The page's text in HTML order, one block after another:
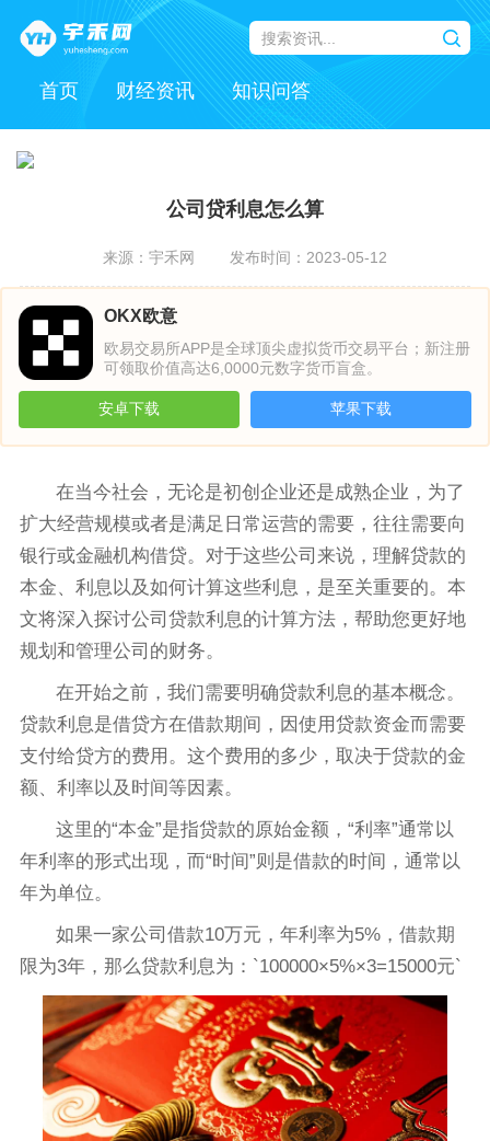
首页 财经资讯 知识问答
公司贷利息怎么算
来源：宇禾网 发布时间：2023-05-12
OKX欧意
欧易交易所APP是全球顶尖虚拟货币交易平台；新注册
可领取价值高达6,0000元数字货币盲盒。
安卓下载 苹果下载
在当今社会，无论是初创企业还是成熟企业，为了
扩大经营规模或者是满足日常运营的需要，往往需要向
银行或金融机构借贷。对于这些公司来说，理解贷款的
本金、利息以及如何计算这些利息，是至关重要的。本
文将深入探讨公司贷款利息的计算方法，帮助您更好地
规划和管理公司的财务。
在开始之前，我们需要明确贷款利息的基本概念。
贷款利息是借贷方在借款期间，因使用贷款资金而需要
支付给贷方的费用。这个费用的多少，取决于贷款的金
额、利率以及时间等因素。
这里的“本金”是指贷款的原始金额，“利率”通常以
年利率的形式出现，而“时间”则是借款的时间，通常以
年为单位。
如果一家公司借款10万元，年利率为5%，借款期
限为3年，那么贷款利息为：`100000×5%×3=15000元`